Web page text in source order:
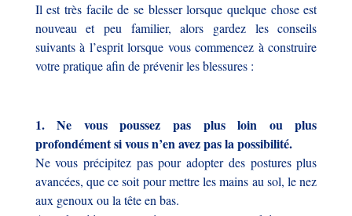
Il est très facile de se blesser lorsque quelque chose est
nouveau et peu familier, alors gardez les conseils
suivants à l’esprit lorsque vous commencez à construire
votre pratique afin de prévenir les blessures :
1. Ne vous poussez pas plus loin ou plus
profondément si vous n’en avez pas la possibilité.
Ne vous précipitez pas pour adopter des postures plus
avancées, que ce soit pour mettre les mains au sol, le nez
aux genoux ou la tête en bas.